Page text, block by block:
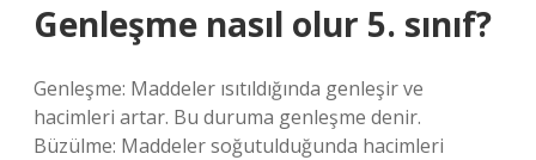
Genleşme nasıl olur 5. sınıf?
Genleşme: Maddeler ısıtıldığında genleşir ve
hacimleri artar. Bu duruma genleşme denir.
Büzülme: Maddeler soğutulduğunda hacimleri